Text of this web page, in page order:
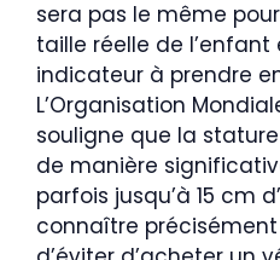
sera pas le même
taille réelle de
indicateur à prendre
L’Organisation
souligne que la
de manière
parfois jusqu’à 15 cm
connaître